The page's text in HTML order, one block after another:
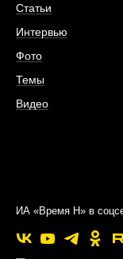
Статьи
Интервью
Фото
Темы
Видео
ИА «Время Н» в